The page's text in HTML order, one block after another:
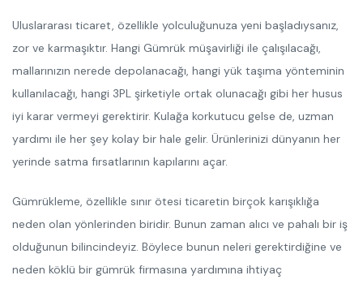
Uluslararası ticaret, özellikle yolculuğunuza yeni başladıysanız,
zor ve karmaşıktır. Hangi Gümrük müşavirliği ile çalışılacağı,
mallarınızın nerede depolanacağı, hangi yük taşıma yönteminin
kullanılacağı, hangi 3PL şirketiyle ortak olunacağı gibi her husus
iyi karar vermeyi gerektirir. Kulağa korkutucu gelse de, uzman
yardımı ile her şey kolay bir hale gelir. Ürünlerinizi dünyanın her
yerinde satma fırsatlarının kapılarını açar.
Gümrükleme, özellikle sınır ötesi ticaretin birçok karışıklığa
neden olan yönlerinden biridir. Bunun zaman alıcı ve pahalı bir iş
olduğunun bilincindeyiz. Böylece bunun neleri gerektirdiğine ve
neden köklü bir gümrük firmasına yardımına ihtiyaç